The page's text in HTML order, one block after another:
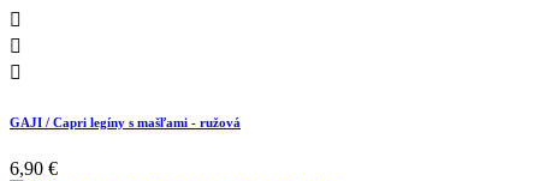



GAJI / Capri legíny s mašľami - ružová
6,90 €